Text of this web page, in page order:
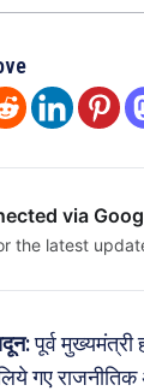
via
the latest
पूर्व मुख्यमंत्री
गए